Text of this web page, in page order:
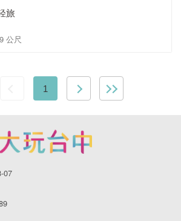
旅
公尺
1
07